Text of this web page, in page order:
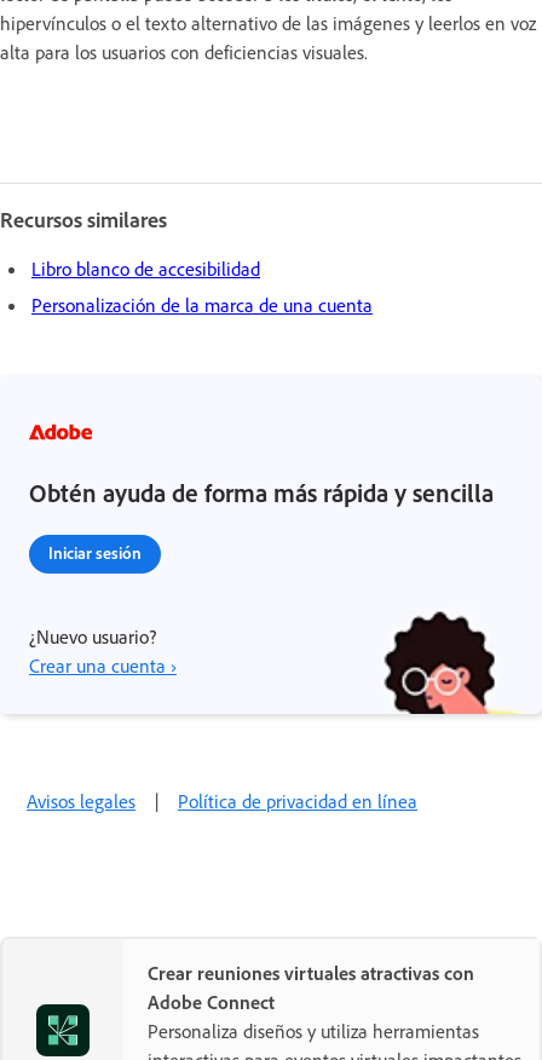
hipervínculos o el texto alternativo de las imágenes y leerlos en voz
alta para los usuarios con deficiencias visuales.
Recursos similares
Libro blanco de accesibilidad
Personalización de la marca de una cuenta
Obtén ayuda de forma más rápida y sencilla
Iniciar sesión
¿Nuevo usuario?
Crear una cuenta ›
Avisos legales | Política de privacidad en línea
Crear reuniones virtuales atractivas con
Adobe Connect
Personaliza diseños y utiliza herramientas